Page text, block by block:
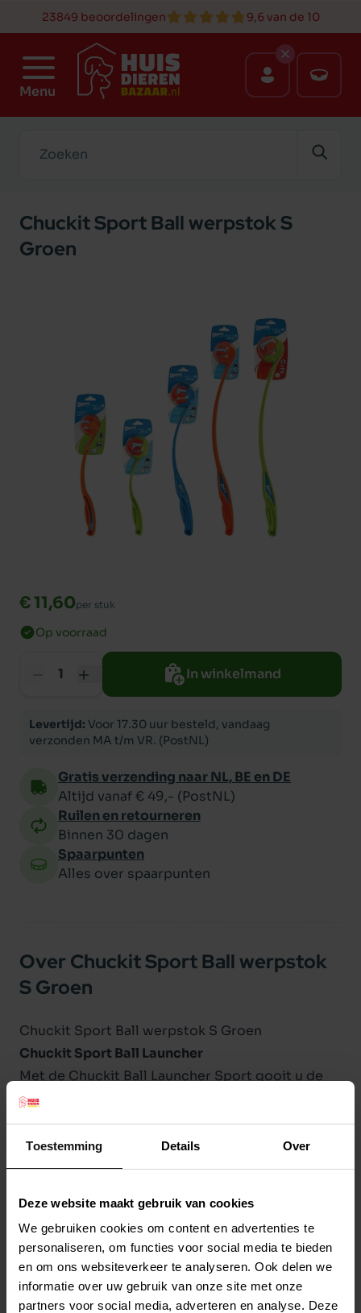
Toestemming Details Over
Deze website maakt gebruik van cookies
We gebruiken cookies om content en advertenties te
personaliseren, om functies voor social media te bieden
en om ons websiteverkeer te analyseren. Ook delen we
informatie over uw gebruik van onze site met onze
partners voor social media, adverteren en analyse. Deze
23849 beoordelingen 9,6 van de 10
Menu
Chuckit Sport Ball werpstok S
Groen
€ 11,60per stuk
Op voorraad
In winkelmand
Levertijd: Voor 17.30 uur besteld, vandaag
verzonden MA t/m VR. (PostNL)
Gratis verzending naar NL, BE en DE
Altijd vanaf € 49,- (PostNL)
Ruilen en retourneren
Binnen 30 dagen
Spaarpunten
Alles over spaarpunten
Over Chuckit Sport Ball werpstok
S Groen
Chuckit Sport Ball werpstok S Groen
Chuckit Sport Ball Launcher
Met de Chuckit Ball Launcher Sport gooit u de
bal een eind weg zonder extreme
krachtsinspanning. Daarnaast hoeft u ook niet
meer te bukken, want met de Chuckit Ball
Launcher Sport kunt u de bal simpel van de
kunststof.
Wordt geleverd inclusief Chuckit tennisbal!
Maat Bal
Small (ø 5 cm)
Lengte werpstok
Stel uw bestelherinnering in:(2 weken)
2 weken
4 weken
6 weken